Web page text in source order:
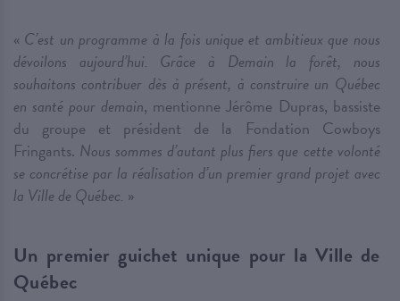
« C’est un programme à la fois unique et ambitieux que nous
dévoilons aujourd’hui. Grâce à Demain la forêt, nous
souhaitons contribuer dès à présent, à construire un Québec
en santé pour demain, mentionne Jérôme Dupras, bassiste
du groupe et président de la Fondation Cowboys
Fringants. Nous sommes d’autant plus fiers que cette volonté
se concrétise par la réalisation d’un premier grand projet avec
la Ville de Québec. »
Un premier guichet unique pour la Ville de
Québec